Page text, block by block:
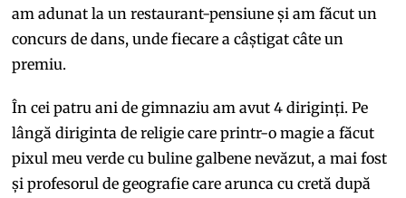
am adunat la un restaurant-pensiune și am făcut un
concurs de dans, unde fiecare a câștigat câte un
premiu.
În cei patru ani de gimnaziu am avut 4 diriginți. Pe
lângă diriginta de religie care printr-o magie a făcut
pixul meu verde cu buline galbene nevăzut, a mai fost
și profesorul de geografie care arunca cu cretă după